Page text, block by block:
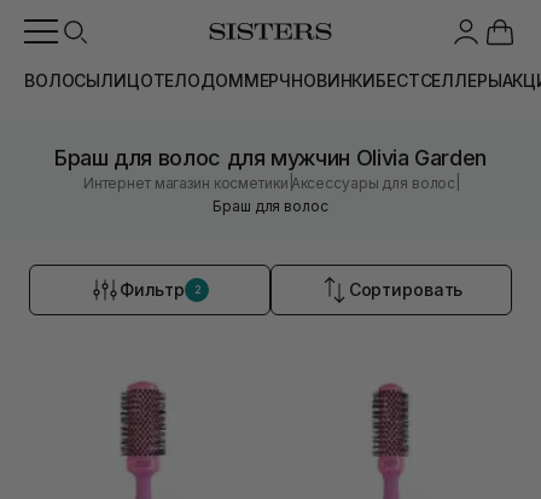
ВОЛОСЫЛИЦОТЕЛОДОММЕРЧНОВИНКИБЕСТСЕЛЛЕРЫ
Браш для волос для мужчин Olivia Garden
Интернет магазин косметики |Аксессуары для волос
Браш для волос
Фильтр 2 Сортировать